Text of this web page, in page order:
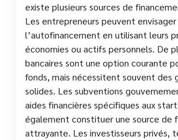
existe plusieurs sources de
Les entrepreneurs peuvent
l’autofinancement en utilisant leurs
économies ou actifs personnels. De
bancaires sont une option courante
fonds, mais nécessitent souvent des
solides. Les subventions
aides financières spécifiques aux
également constituer une source de
attrayante. Les investisseurs privés,